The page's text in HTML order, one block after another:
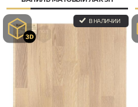
В НАЛИЧИИ